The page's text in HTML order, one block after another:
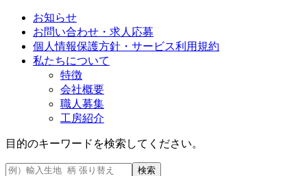
お知らせ
お問い合わせ・求人応募
個人情報保護方針・サービス利用規約
私たちについて
特徴
会社概要
職人募集
工房紹介
目的のキーワードを検索してください。
検索